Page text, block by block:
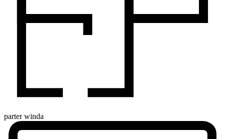
parter winda